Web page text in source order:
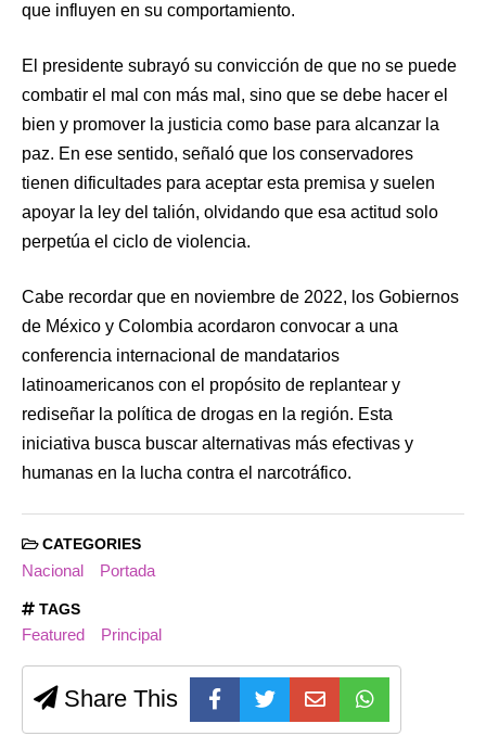
que influyen en su comportamiento.
El presidente subrayó su convicción de que no se puede
combatir el mal con más mal, sino que se debe hacer el
bien y promover la justicia como base para alcanzar la
paz. En ese sentido, señaló que los conservadores
tienen dificultades para aceptar esta premisa y suelen
apoyar la ley del talión, olvidando que esa actitud solo
perpetúa el ciclo de violencia.
Cabe recordar que en noviembre de 2022, los Gobiernos
de México y Colombia acordaron convocar a una
conferencia internacional de mandatarios
latinoamericanos con el propósito de replantear y
rediseñar la política de drogas en la región. Esta
iniciativa busca buscar alternativas más efectivas y
humanas en la lucha contra el narcotráfico.
CATEGORIES
Nacional Portada
TAGS
Featured Principal
Share This